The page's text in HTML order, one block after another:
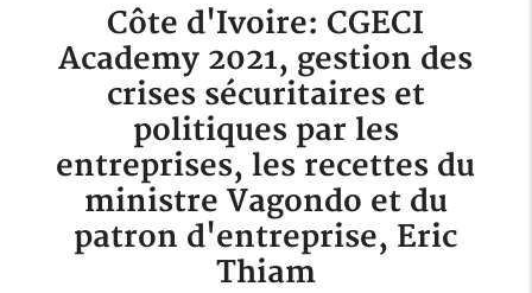
Côte d'Ivoire: CGECI
Academy 2021, gestion des
crises sécuritaires et
politiques par les
entreprises, les recettes du
ministre Vagondo et du
patron d'entreprise, Eric
Thiam